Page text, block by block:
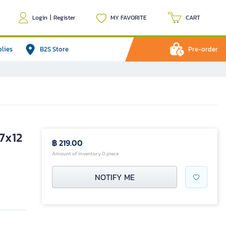
Login | Register MY FAVORITE CART
B2S Store Pre-order
฿ 219.00
Amount of inventory 0 piece
NOTIFY ME